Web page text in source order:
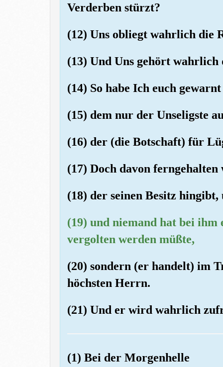
Verderben stürzt?
(12) Uns obliegt wahrlich die
(13) Und Uns gehört wahrlich
(14) So habe Ich euch
(15) dem nur der Unseligste
(16) der (die Botschaft) für
(17) Doch davon
(18) der seinen Besitz
(19) und niemand hat bei ihm
vergolten werden müßte,
(20) sondern (er handelt) im
höchsten Herrn.
(21) Und er wird wahrlich
(1) Bei der Morgenhelle